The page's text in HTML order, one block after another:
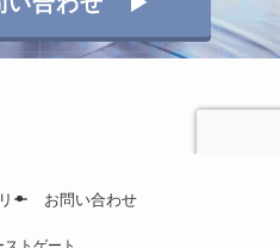
ー お問い合わせ